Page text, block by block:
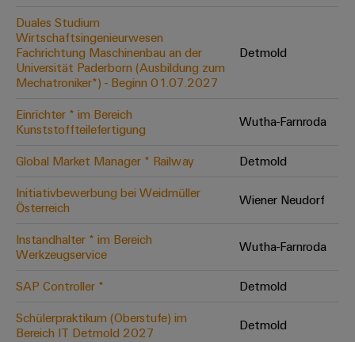
Effizienter
Betrieb
von
Windparks
Assemblierungsservice
Bestückte
Klemmenleisten
Modifizierte
und
bestückte
Kundenspezifische
Kabelkonfektionierung
Praxisnahe
Duales Studium
Wirtschaftsingenieurwesen
Fachrichtung Maschinenbau an der
Universität Paderborn (Ausbildung zum
Mechatroniker*) - Beginn 01.07.2027
Detmold
Einrichter * im Bereich
Kunststoffteilefertigung
Wutha-Farnroda
Global Market Manager * Railway
Detmold
Initiativbewerbung bei Weidmüller
Österreich
Wiener Neudorf
Instandhalter * im Bereich
Werkzeugservice
Wutha-Farnroda
SAP Controller *
Detmold
Schülerpraktikum (Oberstufe) im
Bereich IT Detmold 2027
Detmold